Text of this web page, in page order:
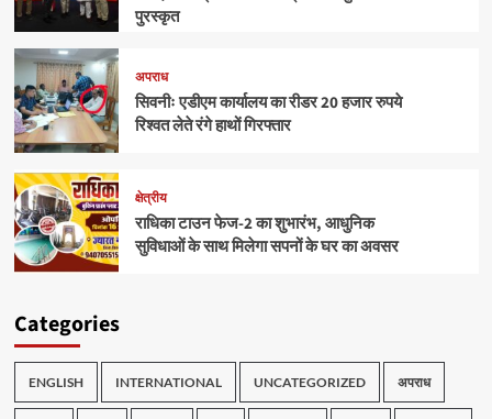
पुरस्कृत
अपराध
सिवनीः एडीएम कार्यालय का रीडर 20 हजार रुपये
रिश्वत लेते रंगे हाथों गिरफ्तार
क्षेत्रीय
राधिका टाउन फेज-2 का शुभारंभ, आधुनिक
सुविधाओं के साथ मिलेगा सपनों के घर का अवसर
Categories
ENGLISH INTERNATIONAL UNCATEGORIZED अपराध